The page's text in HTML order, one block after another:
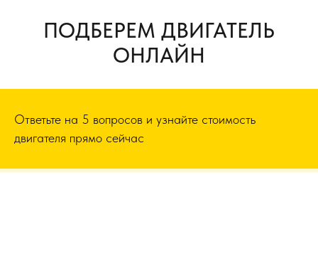
ПОДБЕРЕМ ДВИГАТЕЛЬ
ОНЛАЙН
Ответьте на 5 вопросов и узнайте стоимость
двигателя прямо сейчас